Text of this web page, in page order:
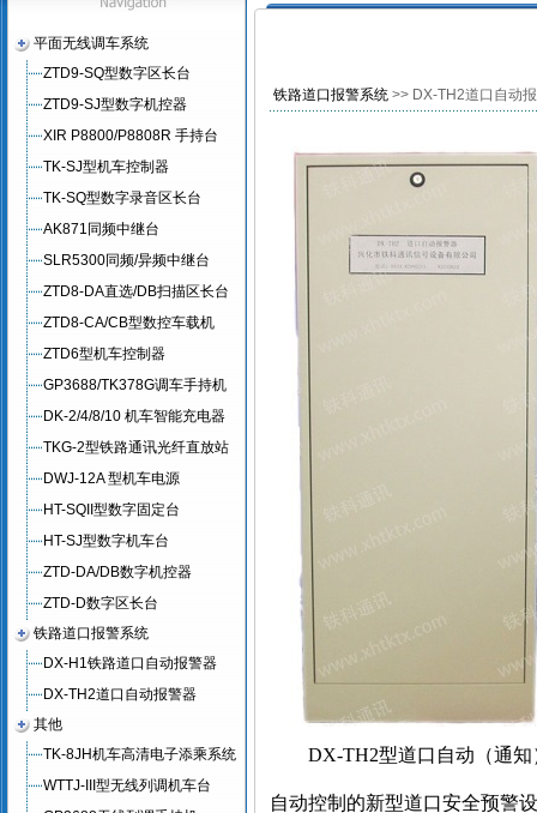
平面无线调车系统
ZTD9-SQ型数字区长台
ZTD9-SJ型数字机控器
XIR P8800/P8808R 手持台
TK-SJ型机车控制器
TK-SQ型数字录音区长台
AK871同频中继台
SLR5300同频/异频中继台
ZTD8-DA直选/DB扫描区长台
ZTD8-CA/CB型数控车载机
ZTD6型机车控制器
GP3688/TK378G调车手持机
DK-2/4/8/10 机车智能充电器
TKG-2型铁路通讯光纤直放站
DWJ-12A 型机车电源
HT-SQII型数字固定台
HT-SJ型数字机车台
ZTD-DA/DB数字机控器
ZTD-D数字区长台
铁路道口报警系统
DX-H1铁路道口自动报警器
DX-TH2道口自动报警器
其他
TK-8JH机车高清电子添乘系统
WTTJ-III型无线列调机车台
铁路道口报警系统 >> DX-TH2道口自动
DX-TH2型道口自动（通
自动控制的新型道口安全预警